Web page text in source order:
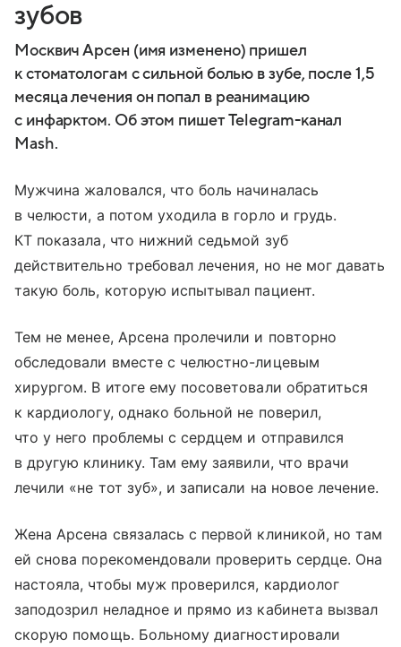
зубов
Москвич Арсен (имя изменено) пришел
к стоматологам с сильной болью в зубе, после 1,5
месяца лечения он попал в реанимацию
с инфарктом. Об этом пишет Telegram-канал
Mash.
Мужчина жаловался, что боль начиналась
в челюсти, а потом уходила в горло и грудь.
КТ показала, что нижний седьмой зуб
действительно требовал лечения, но не мог давать
такую боль, которую испытывал пациент.
Тем не менее, Арсена пролечили и повторно
обследовали вместе с челюстно-лицевым
хирургом. В итоге ему посоветовали обратиться
к кардиологу, однако больной не поверил,
что у него проблемы с сердцем и отправился
в другую клинику. Там ему заявили, что врачи
лечили «не тот зуб», и записали на новое лечение.
Жена Арсена связалась с первой клиникой, но там
ей снова порекомендовали проверить сердце. Она
настояла, чтобы муж проверился, кардиолог
заподозрил неладное и прямо из кабинета вызвал
скорую помощь. Больному диагностировали